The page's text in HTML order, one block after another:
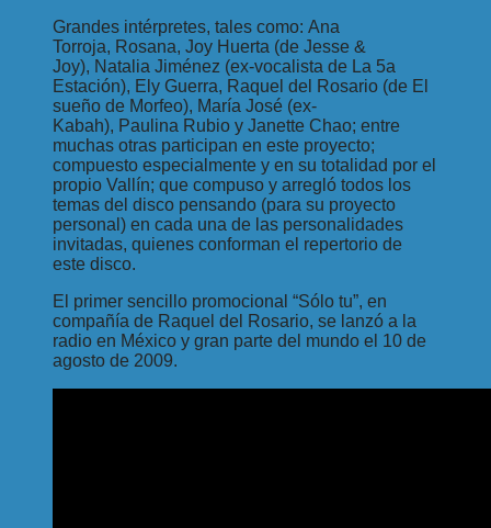
Grandes intérpretes, tales como: Ana
Torroja, Rosana, Joy Huerta (de Jesse &
Joy), Natalia Jiménez (ex-vocalista de La 5a
Estación), Ely Guerra, Raquel del Rosario (de El
sueño de Morfeo), María José (ex-
Kabah), Paulina Rubio y Janette Chao; entre
muchas otras participan en este proyecto;
compuesto especialmente y en su totalidad por el
propio Vallín; que compuso y arregló todos los
temas del disco pensando (para su proyecto
personal) en cada una de las personalidades
invitadas, quienes conforman el repertorio de
este disco.
El primer sencillo promocional “Sólo tu”, en
compañía de Raquel del Rosario, se lanzó a la
radio en México y gran parte del mundo el 10 de
agosto de 2009.